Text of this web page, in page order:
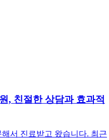
, 친절한 상담과 효과적
서 진료받고 왔습니다. 최근